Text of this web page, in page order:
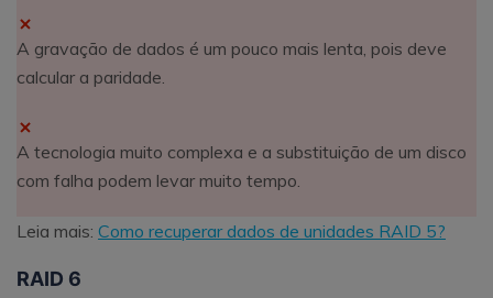
A gravação de dados é um pouco mais lenta, pois deve
calcular a paridade.
A tecnologia muito complexa e a substituição de um disco
com falha podem levar muito tempo.
Leia mais: Como recuperar dados de unidades RAID 5?
RAID 6